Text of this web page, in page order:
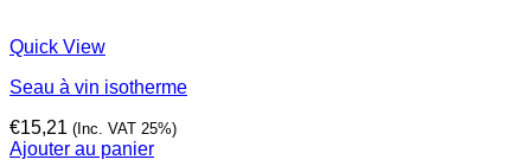
Quick View
Seau à vin isotherme
€15,21 (Inc. VAT 25%)
Ajouter au panier